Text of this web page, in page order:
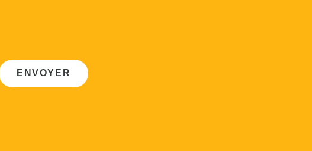
ENVOYER